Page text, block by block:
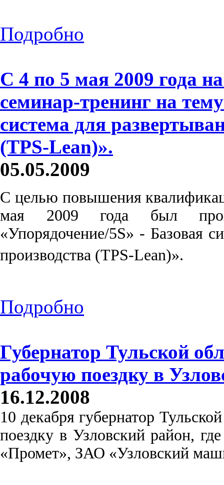
Подробно
C 4 по 5 мая 2009 года
семинар-тренинг на
система для
(TPS-Lean)».
05.05.2009
С целью повышения
мая 2009 года был
«Упорядочение/5S» - Базовая
производства (TPS-Lean)».
Подробно
Губернатор Тульской
рабочую поездку в
16.12.2008
10 декабря губернатор
поездку в Узловский район,
«Промет», ЗАО «Узловский